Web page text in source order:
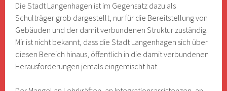
Die Stadt Langenhagen ist im Gegensatz dazu als
Schulträger grob dargestellt, nur für die Bereitstellung von
Gebäuden und der damit verbundenen Struktur zuständig.
Mir ist nicht bekannt, dass die Stadt Langenhagen sich über
diesen Bereich hinaus, öffentlich in die damit verbundenen
Herausforderungen jemals eingemischt hat.